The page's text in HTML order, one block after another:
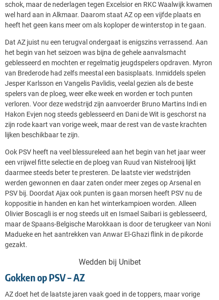
schok, maar de nederlagen tegen Excelsior en RKC Waalwijk kwamen
wel hard aan in Alkmaar. Daarom staat AZ op een vijfde plaats en
heeft het geen kans meer om als koploper de winterstop in te gaan.
Dat AZ juist nu een terugval ondergaat is enigszins verrassend. Aan
het begin van het seizoen was bijna de gehele aanvalsmacht
geblesseerd en mochten er regelmatig jeugdspelers opdraven. Myron
van Brederode had zelfs meestal een basisplaats. Inmiddels spelen
Jesper Karlsson en Vangelis Pavlidis, veelal gezien als de beste
spelers van de ploeg, weer elke week en worden er toch punten
verloren. Voor deze wedstrijd zijn aanvoerder Bruno Martins Indi en
Hakon Evjen nog steeds geblesseerd en Dani de Wit is geschorst na
zijn rode kaart van vorige week, maar de rest van de vaste krachten
lijken beschikbaar te zijn.
Ook PSV heeft na veel blessureleed aan het begin van het jaar weer
een vrijwel fitte selectie en de ploeg van Ruud van Nistelrooij lijkt
daarmee steeds beter te presteren. De laatste vier wedstrijden
werden gewonnen en daar zaten onder meer zeges op Arsenal en
PSV bij. Doordat Ajax ook punten is gaan morsen heeft PSV nu de
koppositie in handen en kan het winterkampioen worden. Alleen
Olivier Boscagli is er nog steeds uit en Ismael Saibari is geblesseerd,
maar de Spaans-Belgische Marokkaan is door de terugkeer van Noni
Madueke en het aantrekken van Anwar El-Ghazi flink in de pikorde
gezakt.
Wedden bij Unibet
Gokken op PSV – AZ
AZ doet het de laatste jaren vaak goed in de toppers, maar vorige